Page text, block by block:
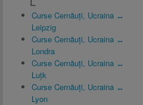
Curse Cernăuți, Ucraina ↔
Leipzig
Curse Cernăuți, Ucraina ↔
Londra
Curse Cernăuți, Ucraina ↔
Luțk
Curse Cernăuți, Ucraina ↔
Lyon